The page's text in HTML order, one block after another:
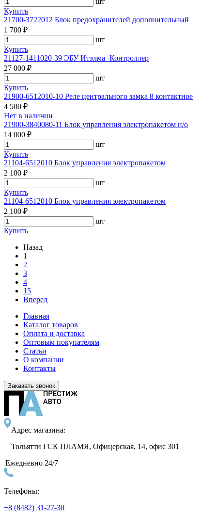
Купить
21700-3722012 Блок предохранителей дополнительный
1 700 ₽
шт
Купить
21127-1411020-39 ЭБУ Итэлма -Контроллер
27 000 ₽
шт
Купить
21900-6512010-10 Реле центрального замка 8 контактное
4 500 ₽
Нет в наличии
21900-3840080-11 Блок управления электропакетом н/о
14 000 ₽
шт
Купить
21104-6512010 Блок управления электропакетом
2 100 ₽
шт
Купить
21104-6512010 Блок управления электропакетом
2 100 ₽
шт
Купить
Назад
1
2
3
4
15
Вперед
Главная
Каталог товаров
Оплата и доставка
Оптовым покупателям
Статьи
О компании
Контакты
Заказать звонок
Адрес магазина:
Тольятти ГСК ПЛАМЯ, Офицерская, 14, офис 301
Ежедневно 24/7
Телефоны:
+8 (8482) 31-27-30